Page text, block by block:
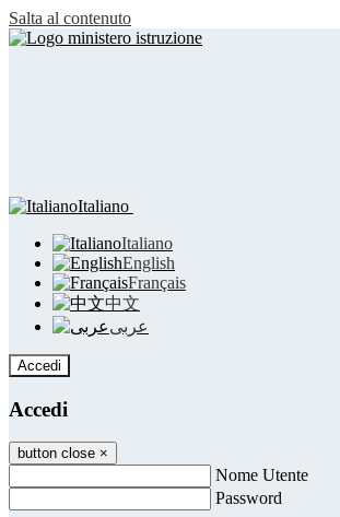
Salta al contenuto
Italiano
Italiano
English
Français
中文
عربى
Accedi
Accedi
button close ×
Nome Utente
Password